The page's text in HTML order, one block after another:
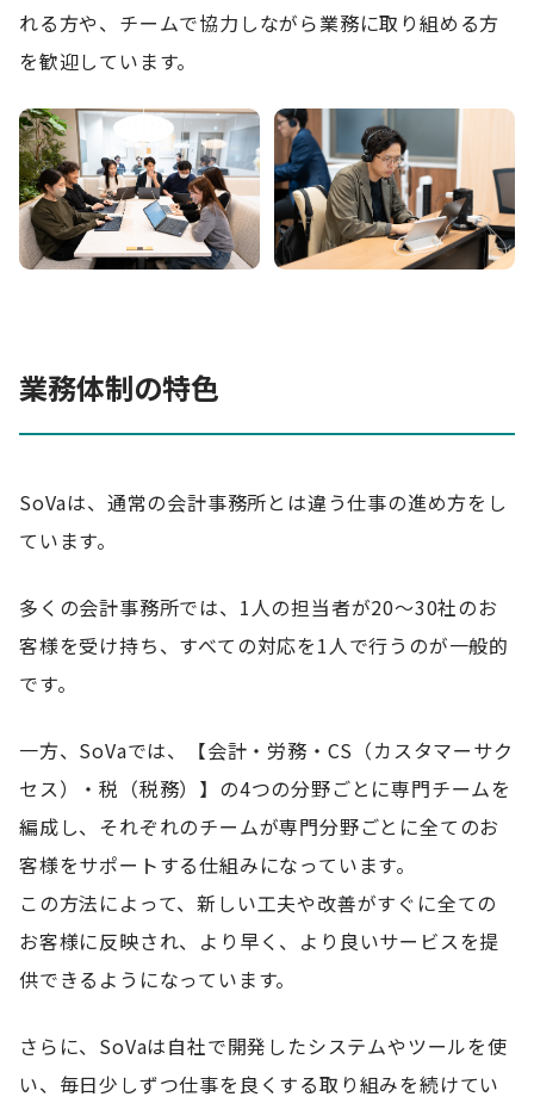
れる方や、チームで協力しながら業務に取り組める方
を歓迎しています。
業務体制の特色
SoVaは、通常の会計事務所とは違う仕事の進め方をし
ています。
多くの会計事務所では、1人の担当者が20〜30社のお
客様を受け持ち、すべての対応を1人で行うのが一般的
です。
一方、SoVaでは、【会計・労務・CS（カスタマーサク
セス）・税（税務）】の4つの分野ごとに専門チームを
編成し、それぞれのチームが専門分野ごとに全てのお
客様をサポートする仕組みになっています。
この方法によって、新しい工夫や改善がすぐに全ての
お客様に反映され、より早く、より良いサービスを提
供できるようになっています。
さらに、SoVaは自社で開発したシステムやツールを使
い、毎日少しずつ仕事を良くする取り組みを続けてい